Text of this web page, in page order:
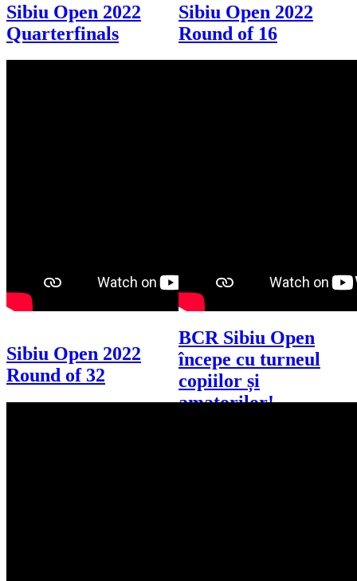
Sibiu Open 2022
Quarterfinals
Sibiu Open 2022
Round of 16
Sibiu Open 2022
Round of 32
BCR Sibiu Open
începe cu turneul
copiilor și
amatorilor!